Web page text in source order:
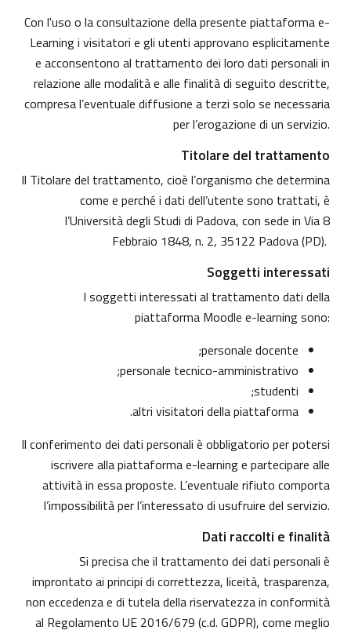
Con l'uso o la consultazione della presente piattaforma e-
Learning i visitatori e gli utenti approvano esplicitamente
e acconsentono al trattamento dei loro dati personali in
relazione alle modalità e alle finalità di seguito descritte,
compresa l’eventuale diffusione a terzi solo se necessaria
per l’erogazione di un servizio.
Titolare del trattamento
Il Titolare del trattamento, cioè l’organismo che determina
come e perché i dati dell’utente sono trattati, è
l’Università degli Studi di Padova, con sede in Via 8
Febbraio 1848, n. 2, 35122 Padova (PD).
Soggetti interessati
I soggetti interessati al trattamento dati della
piattaforma Moodle e-learning sono:
personale docente;
personale tecnico-amministrativo;
studenti;
altri visitatori della piattaforma.
Il conferimento dei dati personali è obbligatorio per potersi
iscrivere alla piattaforma e-learning e partecipare alle
attività in essa proposte. L’eventuale rifiuto comporta
l’impossibilità per l’interessato di usufruire del servizio.
Dati raccolti e finalità
Si precisa che il trattamento dei dati personali è
improntato ai principi di correttezza, liceità, trasparenza,
non eccedenza e di tutela della riservatezza in conformità
al Regolamento UE 2016/679 (c.d. GDPR), come meglio